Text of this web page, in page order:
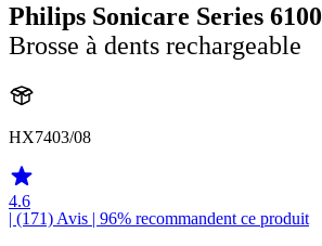
Philips Sonicare Series 6100
Brosse à dents rechargeable
HX7403/08
4.6
| (171) Avis | 96% recommandent ce produit